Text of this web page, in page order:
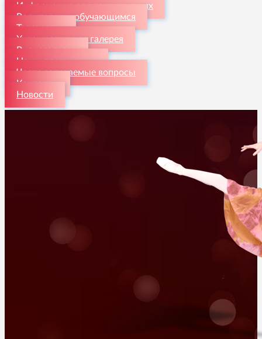
Информация для поступающих
Родителям и обучающимся
Творчество
Художественная галерея
Видеогалерея
Наши достижения
Часто задаваемые вопросы
Контакты
Новости